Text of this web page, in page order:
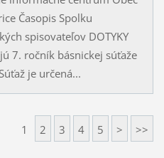
Časopis Spolku
spisovateľov DOTYKY
7. ročník básnickej súťaže
je určená...
1 2 3 4 5 > >>